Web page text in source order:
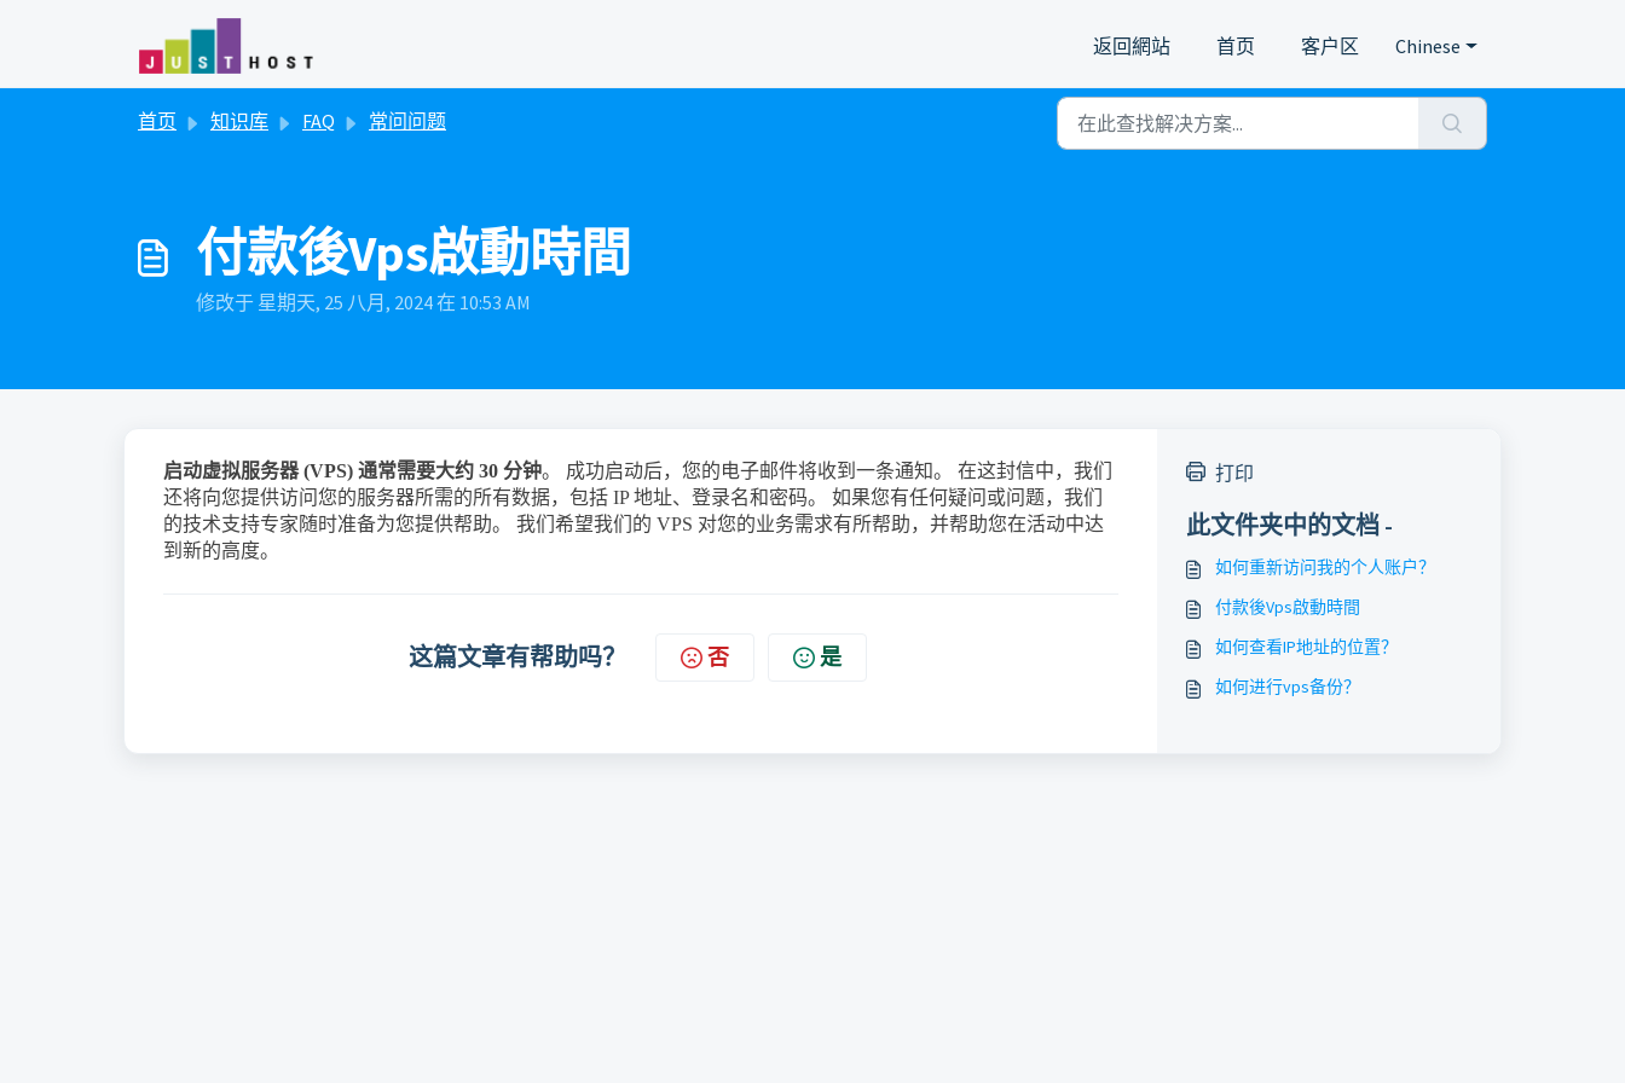
返回網站
首页 客户区 Chinese
首页 知识库 FAQ 常问问题
付款後Vps啟動時間
修改于 星期天, 25 八月, 2024 在 10:53 AM
启动虚拟服务器 (VPS) 通常需要大约 30 分钟。 成功启动后，您的电子邮件将收到一条通知。 在这封信中，我们
还将向您提供访问您的服务器所需的所有数据，包括 IP 地址、登录名和密码。 如果您有任何疑问或问题，我们
的技术支持专家随时准备为您提供帮助。 我们希望我们的 VPS 对您的业务需求有所帮助，并帮助您在活动中达
到新的高度。
这篇文章有帮助吗？ 否 是
打印
此文件夹中的文档 -
如何重新访问我的个人账户？
付款後Vps啟動時間
如何查看IP地址的位置？
如何进行vps备份？